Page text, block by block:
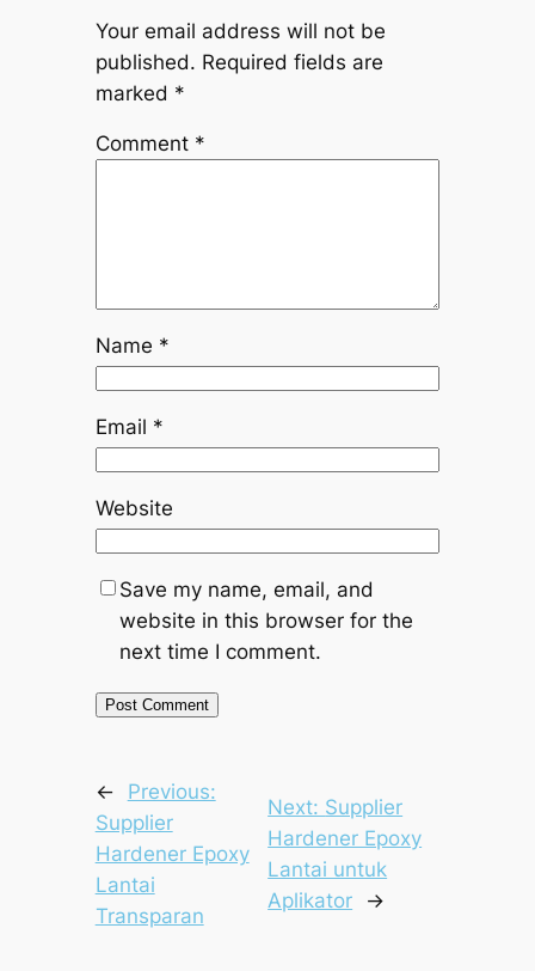
Your email address will not be
published. Required fields are
marked *
Comment *
Name *
Email *
Website
Save my name, email, and
website in this browser for the
next time I comment.
←
Previous:
Supplier
Hardener Epoxy
Lantai
Transparan
Next: Supplier
Hardener Epoxy
Lantai untuk
Aplikator
→